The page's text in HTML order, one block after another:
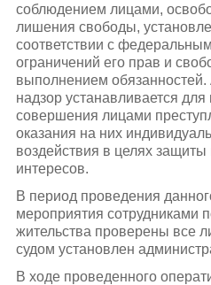
соблюдением лицами,
лишения свободы,
соответствии с
ограничений его прав и
выполнением
надзор устанавливается
совершения лицами
оказания на них
воздействия в целях
интересов.
В период проведения
мероприятия сотрудниками
жительства проверены все
судом установлен
В ходе проведенного